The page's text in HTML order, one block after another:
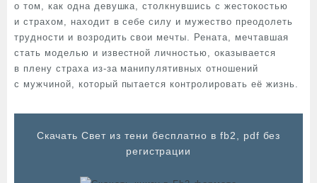
о том, как одна девушка, столкнувшись с жестокостью
и страхом, находит в себе силу и мужество преодолеть
трудности и возродить свои мечты. Рената, мечтавшая
стать моделью и известной личностью, оказывается
в плену страха из-за манипулятивных отношений
с мужчиной, который пытается контролировать её жизнь.
Cкачать Свет из тени бесплатно в fb2, pdf без
регистрации